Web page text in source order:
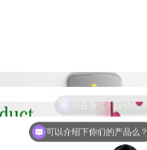
可以介绍下你们的产品么？